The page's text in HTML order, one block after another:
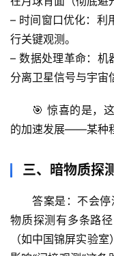
自
然
万
物
奥
秘
历
案
– 时间窗口优化：利
行关键观测。
– 数据处理革命：机
分离卫星信号与宇宙
🎯 惊喜的是，
的加速发展——某种
三、暗物质探
答案是：不会停
物质探测有多条路
（如中国锦屏实验